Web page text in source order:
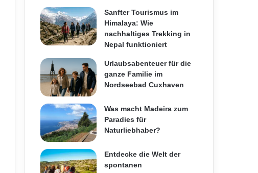
Sanfter Tourismus im
Himalaya: Wie
nachhaltiges Trekking in
Nepal funktioniert
Urlaubsabenteuer für die
ganze Familie im
Nordseebad Cuxhaven
Was macht Madeira zum
Paradies für
Naturliebhaber?
Entdecke die Welt der
spontanen